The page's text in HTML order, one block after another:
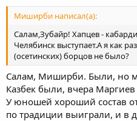
Миширби написал(а):
Салам,Зубайр! Хапцев -
Челябинск выступает.А я как
(осетинских) борцов не было?
Салам, Миширби. Были, но
Казбек были, вчера
У юношей хороший состав
по традиции выиграли, и в